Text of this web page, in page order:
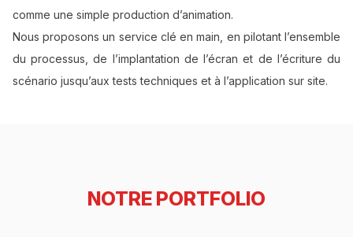
comme une simple production d’animation.
Nous proposons un service clé en main, en pilotant l’ensemble
du processus, de l’implantation de l’écran et de l’écriture du
scénario jusqu’aux tests techniques et à l’application sur site.
NOTRE PORTFOLIO